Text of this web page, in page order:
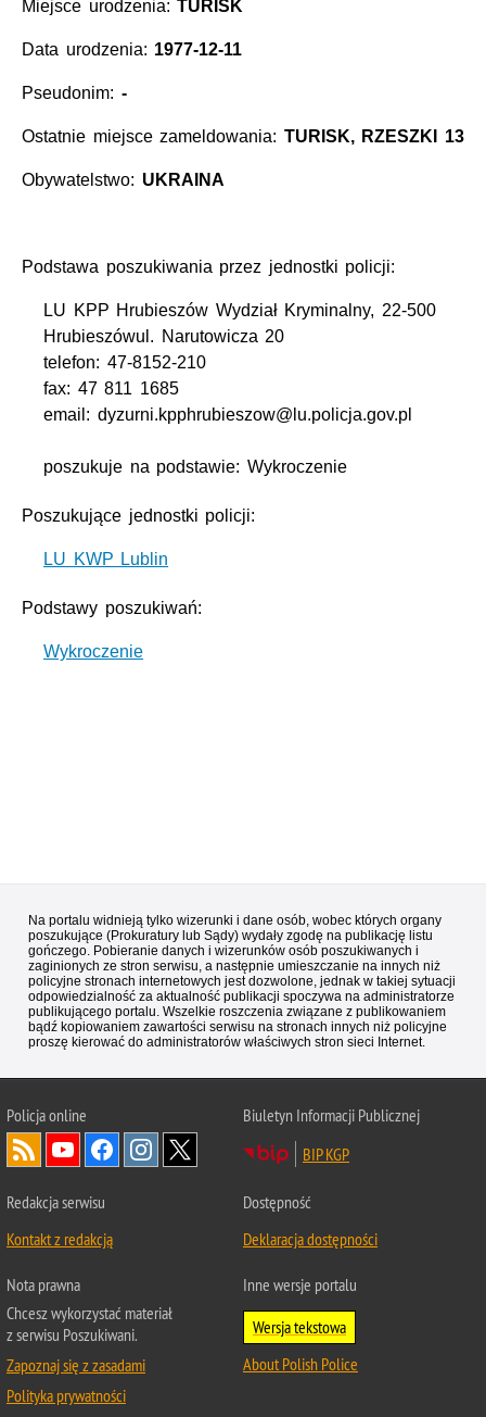
Miejsce urodzenia:TURISK
Data urodzenia: 1977-12-11
Pseudonim: -
Ostatnie miejsce zameldowania: TURISK, RZESZKI 13
Obywatelstwo: UKRAINA
Podstawa poszukiwania przez jednostki policji:
LU KPP Hrubieszów Wydział Kryminalny, 22-500
Hrubieszówul. Narutowicza 20
telefon: 47-8152-210
fax: 47 811 1685
email: dyzurni.kpphrubieszow@lu.policja.gov.pl
poszukuje na podstawie: Wykroczenie
Poszukujące jednostki policji:
LU KWP Lublin
Podstawy poszukiwań:
Wykroczenie
Na portalu widnieją tylko wizerunki i dane osób, wobec których organy
poszukujące (Prokuratury lub Sądy) wydały zgodę na publikację listu
gończego. Pobieranie danych i wizerunków osób poszukiwanych i
zaginionych ze stron serwisu, a następnie umieszczanie na innych niż
policyjne stronach internetowych jest dozwolone, jednak w takiej sytuacji
odpowiedzialność za aktualność publikacji spoczywa na administratorze
publikującego portalu. Wszelkie roszczenia związane z publikowaniem
bądź kopiowaniem zawartości serwisu na stronach innych niż policyjne
proszę kierować do administratorów właściwych stron sieci Internet.
Policjaonline
Biuletyn Informacji Publicznej
BIP KGP
Redakcja serwisu
Kontakt z redakcją
Dostępność
Deklaracja dostępności
Nota prawna
Chcesz wykorzystać materiał
z serwisu Poszukiwani.
Zapoznaj się z zasadami
Polityka prywatności
Inne wersje portalu
Wersja tekstowa
About Polish Police